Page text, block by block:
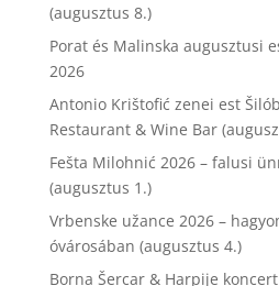
(augusztus 8.)
Porat és Malinska augusztusi
2026
Antonio Krištofić zenei est
Restaurant & Wine Bar
Fešta Milohnić 2026 – falusi
(augusztus 1.)
Vrbenske užance 2026 –
óvárosában (augusztus 4.)
Borna Šercar & Harpije